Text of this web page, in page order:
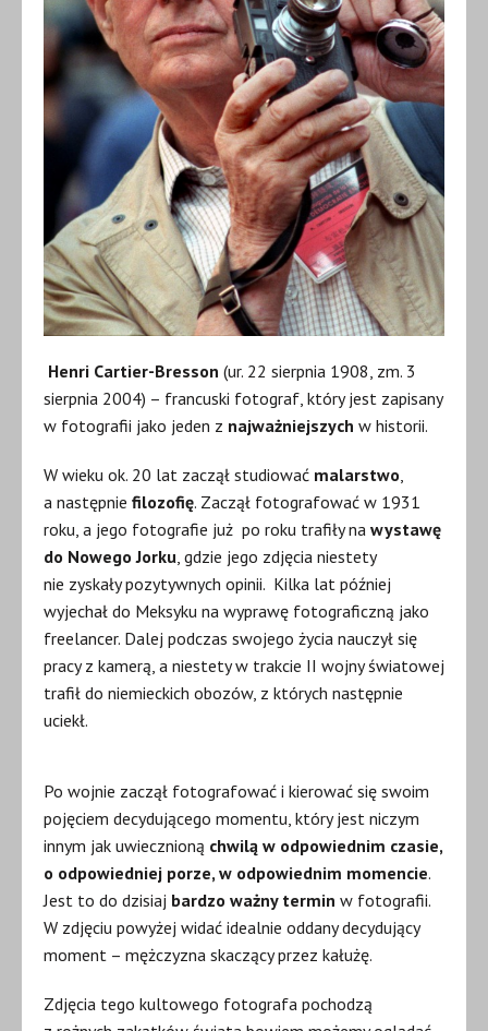
Henri Cartier-Bresson (ur. 22 sierpnia 1908, zm. 3
sierpnia 2004) – francuski fotograf, który jest zapisany
w fotografii jako jeden z najważniejszych w historii.
W wieku ok. 20 lat zaczął studiować malarstwo
a następnie filozofię. Zaczął fotografować w 1931
roku, a jego fotografie już po roku trafiły na wystawę
do Nowego Jorku , gdzie jego zdjęcia niestety
nie zyskały pozytywnych opinii. Kilka lat później
wyjechał do Meksyku na wyprawę fotograficzną jako
freelancer. Dalej podczas swojego życia nauczył się
pracy z kamerą, a niestety w trakcie II wojny światowej
trafił do niemieckich obozów, z których następnie
uciekł.
Po wojnie zaczął fotografować i kierować się swoim
pojęciem decydującego momentu, który jest niczym
innym jak uwiecznioną chwilą w odpowiednim czasie,
o odpowiedniej porze, w odpowiednim momencie.
Jest to do dzisiaj bardzo ważny termin w fotografii.
W zdjęciu powyżej widać idealnie oddany decydujący
moment – mężczyzna skaczący przez kałużę.
Zdjęcia tego kultowego fotografa pochodzą